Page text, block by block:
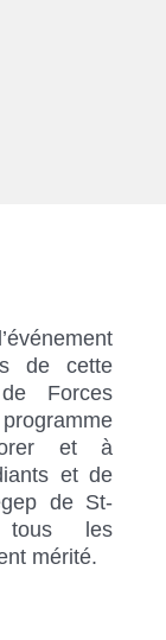
de cette
Forces
et à
et de
de St-
les
mérité.